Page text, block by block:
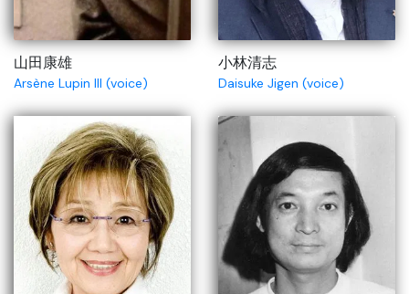
山田康雄
Arsène Lupin III (voice)
小林清志
Daisuke Jigen (voice)